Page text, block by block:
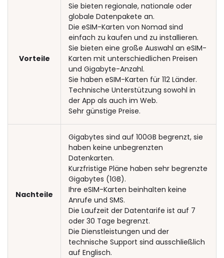
Vorteile
Sie bieten regionale, nationale oder
globale Datenpakete an.
Die eSIM-Karten von Nomad sind
einfach zu kaufen und zu installieren.
Sie bieten eine große Auswahl an eSIM-
Karten mit unterschiedlichen Preisen
und Gigabyte-Anzahl.
Sie haben eSIM-Karten für 112 Länder.
Technische Unterstützung sowohl in
der App als auch im Web.
Sehr günstige Preise.
Nachteile
Gigabytes sind auf 100GB begrenzt, sie
haben keine unbegrenzten
Datenkarten.
Kurzfristige Pläne haben sehr begrenzte
Gigabytes (1GB).
Ihre eSIM-Karten beinhalten keine
Anrufe und SMS.
Die Laufzeit der Datentarife ist auf 7
oder 30 Tage begrenzt.
Die Dienstleistungen und der
technische Support sind ausschließlich
auf Englisch.